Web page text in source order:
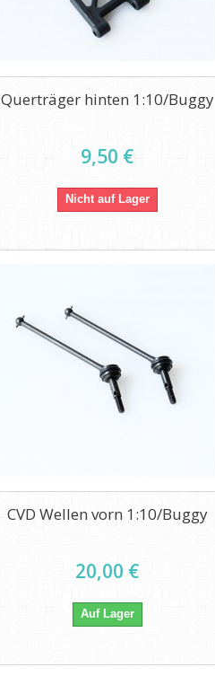
Querträger hinten 1:10/Buggy
9,50 €
Nicht auf Lager
CVD Wellen vorn 1:10/Buggy
20,00 €
Auf Lager